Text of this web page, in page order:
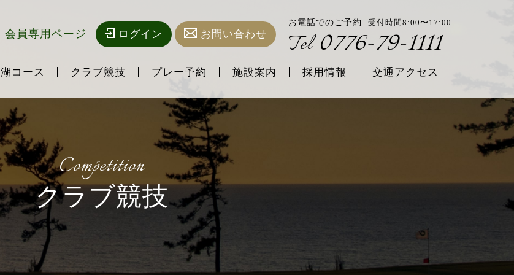
会員専用ページ ログイン お問い合わせ
お電話でのご予約 受付時間8:00〜17:00
Tel 0776-79-1111
湖コース クラブ競技 プレー予約 施設案内 採用情報 交通アクセス
Competition
クラブ競技